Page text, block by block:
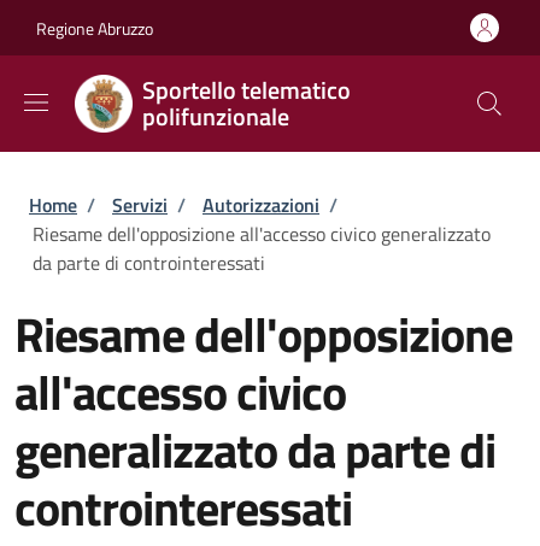
Regione Abruzzo
Sportello telematico
polifunzionale
Briciole di pane
Home / Servizi / Autorizzazioni /
Riesame dell'opposizione all'accesso civico generalizzato
da parte di controinteressati
Riesame dell'opposizione
all'accesso civico
generalizzato da parte di
controinteressati